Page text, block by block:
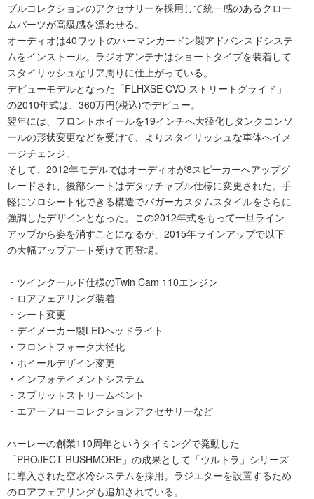
ブルコレクションのアクセサリーを採用して統一感のあるクロー
ムパーツが高級感を漂わせる。
オーディオは40ワットのハーマンカードン製アドバンスドシステ
ムをインストール。ラジオアンテナはショートタイプを装着して
スタイリッシュなリア周りに仕上がっている。
デビューモデルとなった「FLHXSE CVO ストリートグライド」
の2010年式は、360万円(税込)でデビュー。
翌年には、フロントホイールを19インチへ大径化しタンクコンソ
ールの形状変更などを受けて、よりスタイリッシュな車体へイメ
ージチェンジ。
そして、2012年モデルではオーディオが8スピーカーへアップグ
レードされ、後部シートはデタッチャブル仕様に変更された。手
軽にソロシート化できる構造でバガーカスタムスタイルをさらに
強調したデザインとなった。この2012年式をもって一旦ライン
アップから姿を消すことになるが、2015年ラインアップで以下
の大幅アップデート受けて再登場。
・ツインクールド仕様のTwin Cam 110エンジン
・ロアフェアリング装着
・シート変更
・デイメーカー製LEDヘッドライト
・フロントフォーク大径化
・ホイールデザイン変更
・インフォテイメントシステム
・スプリットストリームベント
・エアーフローコレクションアクセサリーなど
ハーレーの創業110周年というタイミングで発動した
「PROJECT RUSHMORE」の成果として「ウルトラ」シリーズ
に導入された空水冷システムを採用。ラジエターを設置するため
のロアフェアリングも追加されている。